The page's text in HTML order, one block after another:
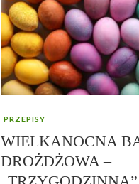
PRZEPISY
WIELKANOCNA
DROŻDŻOWA –